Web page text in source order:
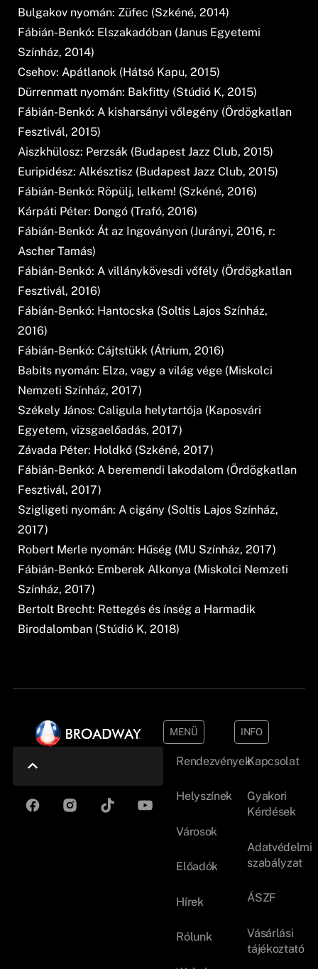
Bulgakov nyomán: Züfec (Szkéné, 2014)
Fábián-Benkó: Elszakadóban (Janus Egyetemi
Színház, 2014)
Csehov: Apátlanok (Hátsó Kapu, 2015)
Dürrenmatt nyomán: Bakfitty (Stúdió K, 2015)
Fábián-Benkó: A kisharsányi vőlegény (Ördögkatlan
Fesztivál, 2015)
Aiszkhülosz: Perzsák (Budapest Jazz Club, 2015)
Euripidész: Alkésztisz (Budapest Jazz Club, 2015)
Fábián-Benkó: Röpülj, lelkem! (Szkéné, 2016)
Kárpáti Péter: Dongó (Trafó, 2016)
Fábián-Benkó: Át az Ingoványon (Jurányi, 2016, r:
Ascher Tamás)
Fábián-Benkó: A villánykövesdi vőfély (Ördögkatlan
Fesztivál, 2016)
Fábián-Benkó: Hantocska (Soltis Lajos Színház,
2016)
Fábián-Benkó: Cájtstükk (Átrium, 2016)
Babits nyomán: Elza, vagy a világ vége (Miskolci
Nemzeti Színház, 2017)
Székely János: Caligula helytartója (Kaposvári
Egyetem, vizsgaelőadás, 2017)
Závada Péter: Holdkő (Szkéné, 2017)
Fábián-Benkó: A beremendi lakodalom (Ördögkatlan
Fesztivál, 2017)
Szigligeti nyomán: A cigány (Soltis Lajos Színház,
2017)
Robert Merle nyomán: Hűség (MU Színház, 2017)
Fábián-Benkó: Emberek Alkonya (Miskolci Nemzeti
Színház, 2017)
Bertolt Brecht: Rettegés és ínség a Harmadik
Birodalomban (Stúdió K, 2018)
MENÜ
Rendezvények
Helyszínek
Városok
Előadók
Hírek
Rólunk
INFO
Kapcsolat
Gyakori
Kérdések
Adatvédelmi
szabályzat
ÁSZF
Vásárlási
tájékoztató